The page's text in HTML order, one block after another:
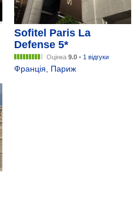
Sofitel Paris La
Defense 5*
Оцінка 9.0 • 1 відгуки
Франція, Париж